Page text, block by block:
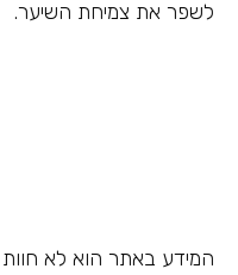
לשפר את צמיחת השיער.
המידע באתר הוא לא